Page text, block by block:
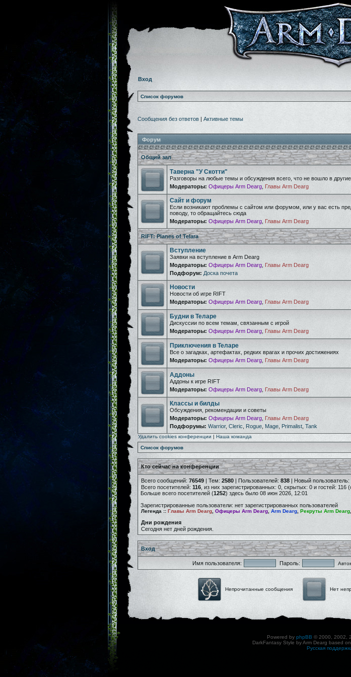
Вход
Список форумов
Сообщения без ответов | Активные темы
Форум
Общий зал
Таверна "У Скотти"
Разговоры на любые темы и обсуждения всего, что не вошло в
Модераторы: Офицеры Arm Dearg Главы Arm Dearg
Сайт и форум
Если возникают проблемы с сайтом или форумом, или у вас есть
поводу, то обращайтесь сюда
Модераторы: Офицеры Arm Dearg Главы Arm Dearg
RIFT: Planes of Telara
Вступление
Заявки на вступление в Arm Dearg
Модераторы: Офицеры Arm Dearg Главы Arm Dearg
Подфорум: Доска почета
Новости
Новости об игре RIFT
Модераторы: Офицеры Arm Dearg Главы Arm Dearg
Будни в Теларе
Дискуссии по всем темам, связанным с игрой
Модераторы: Офицеры Arm Dearg Главы Arm Dearg
Приключения в Теларе
Все о загадках, артефактах, редких врагах и прочих достижениях
Модераторы: Офицеры Arm Dearg Главы Arm Dearg
Аддоны
Аддоны к игре RIFT
Модераторы: Офицеры Arm Dearg Главы Arm Dearg
Классы и билды
Обсуждения, рекомендации и советы
Модераторы: Офицеры Arm Dearg Главы Arm Dearg
Подфорумы: Warrior, Cleric Rogue Mage Primalist Tank
Удалить cookies конференции | Наша команда
Список форумов
Кто сейчас на конференции
Всего сообщений: 76549 | Тем: 2580 | Пользователей: 838 | Новый пользователь:
Всего посетителей: 116 , из них зарегистрированных: 0, скрытых: 0 и гостей:
Больше всего посетителей (1252) здесь было 08 июн 2026, 12:01
Зарегистрированные пользователи: нет зарегистрированных пользователей
Легенда :: Главы Arm Dearg Офицеры Arm Dearg Arm Dearg Рекруты Arm Dearg
Дни рождения
Сегодня нет дней рождения.
Вход
Имя пользователя: Пароль:
Непрочитанные сообщения Нет
Powered by phpBB © 2000, 2002,
DarkFantasy Style by Arm Dearg based
Русская